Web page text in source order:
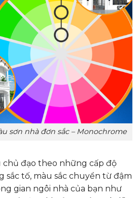
sơn nhà đơn sắc – Monochrome
chủ đạo theo những cấp độ
sắc tố, màu sắc chuyển từ đậm
gian ngôi nhà của bạn như